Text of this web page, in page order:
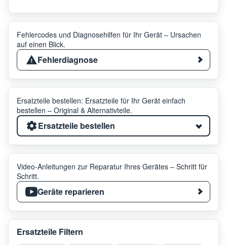
Fehlercodes und Diagnosehilfen für Ihr Gerät – Ursachen
auf einen Blick.
Fehlerdiagnose
Ersatzteile bestellen: Ersatzteile für Ihr Gerät einfach
bestellen – Original & Alternativteile.
Ersatzteile bestellen
Video-Anleitungen zur Reparatur Ihres Gerätes – Schritt für
Schritt.
Geräte reparieren
Ersatzteile Filtern